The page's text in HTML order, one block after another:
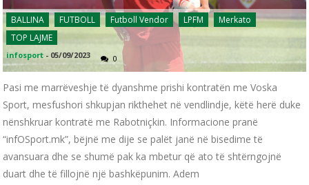
BALLINA FUTBOLL Futboll Vendor LPFM
Merkato
TOP LAJME
infosport - 05/09/2023 0
Pasi me marrëveshje të dyanshme prishi kontratën me Voska
Sport, mesfushori shkupjan rikthehet në vendlindje, këtë herë duke
nënshkruar kontratë me Rabotniçkin. Informacione pranë
“infOSport.mk”, bëjnë me dije se palët janë në bisedime të
avansuara dhe se shumë pak ka mbetur që ato të shtërngojnë
duart dhe të fillojnë një bashkëpunim. Adem